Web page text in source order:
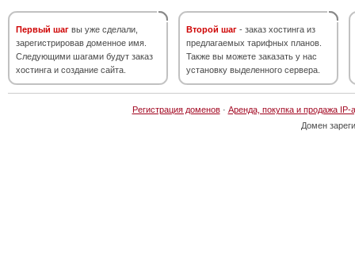
Первый шаг вы уже сделали,
зарегистрировав доменное имя.
Следующими шагами будут заказ
хостинга и создание сайта.
Второй шаг - заказ хостинга из
предлагаемых тарифных планов.
Также вы можете заказать у нас
установку выделенного сервера.
Регистрация доменов· Аренда, покупка и продажа IP-
Домен